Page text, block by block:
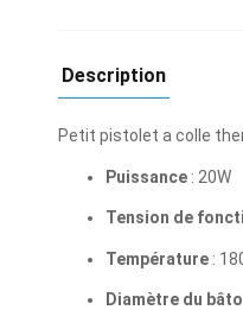
Description
Petit pistolet a colle
Puissance: 20W
Tension de
Température:
Diamètre du